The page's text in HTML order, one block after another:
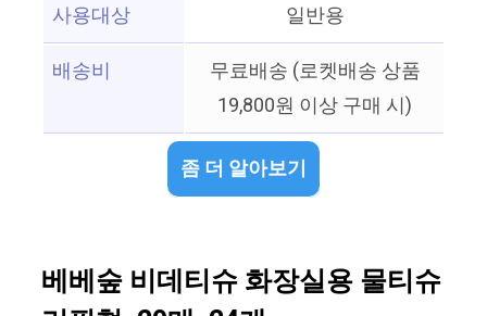
사용대상
일반용
배송비
무료배송 (로켓배송 상품
19,800원 이상 구매 시)
좀 더 알아보기
베베숲 비데티슈 화장실용 물티슈